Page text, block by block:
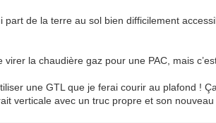
de la terre au sol bien difficilement
la chaudière gaz pour une PAC, mais
une GTL que je ferai courir au plafond !
verticale avec un truc propre et son